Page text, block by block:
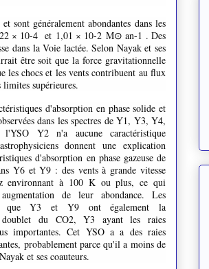
sont généralement abondantes dans les
× 10-4 et 1,01 × 10-2 M⊙ an-1 . Des
dans la Voie lactée. Selon Nayak et ses
être soit que la force gravitationnelle
les chocs et les vents contribuent au flux
limites supérieures.
d'absorption en phase solide et
dans les spectres de Y1, Y3, Y4,
Y2 n'a aucune caractéristique
donnent une explication
d'absorption en phase gazeuse de
Y6 et Y9 : des vents à grande vitesse
environnant à 100 K ou plus, ce qui
de leur abondance. Les
que Y3 et Y9 ont également la
doublet du CO2, Y3 ayant les raies
importantes. Cet YSO a a des raies
probablement parce qu'il a moins de
et ses coauteurs.